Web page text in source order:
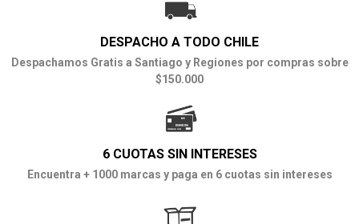
DESPACHO A TODO CHILE
Despachamos Gratis a Santiago y Regiones por compras sobre
$150.000
6 CUOTAS SIN INTERESES
Encuentra + 1000 marcas y paga en 6 cuotas sin intereses